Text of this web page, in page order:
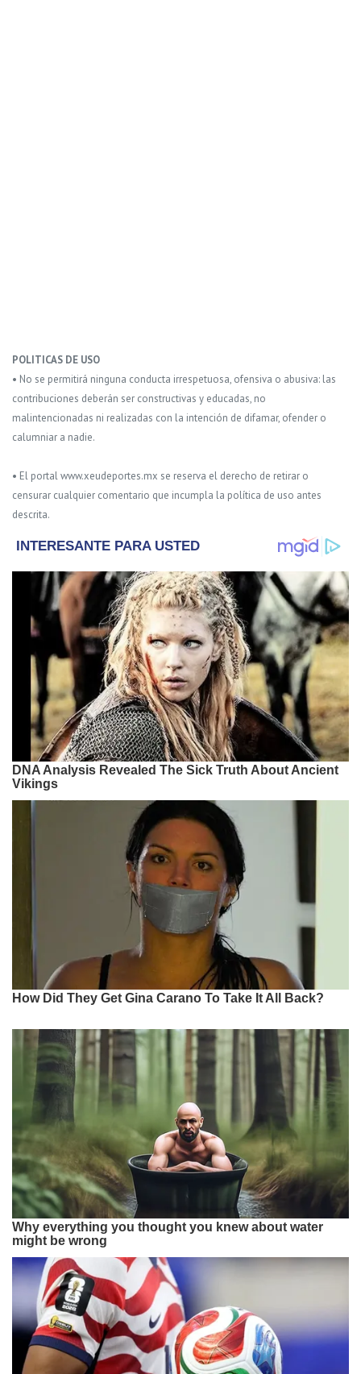
POLITICAS DE USO
• No se permitirá ninguna conducta irrespetuosa, ofensiva o abusiva: las
contribuciones deberán ser constructivas y educadas, no
malintencionadas ni realizadas con la intención de difamar, ofender o
calumniar a nadie.
• El portal www.xeudeportes.mx se reserva el derecho de retirar o
censurar cualquier comentario que incumpla la política de uso antes
descrita.